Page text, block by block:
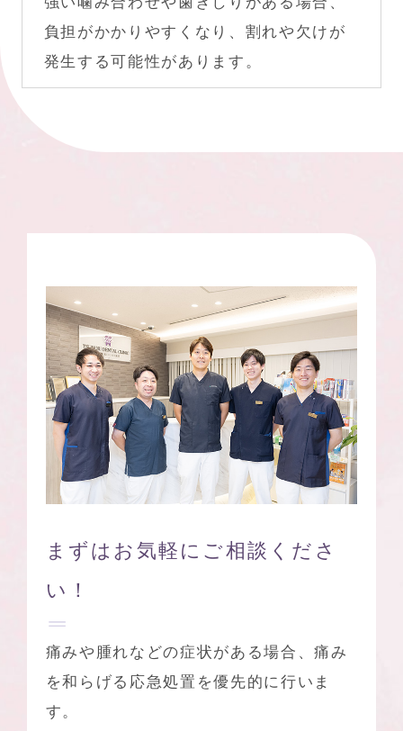
負担がかかりやすくなり、割れや欠けが
発生する可能性があります。
まずはお気軽に ご相談くださ
い！
痛みや腫れなどの症状がある場合、痛み
を和らげる応急処置を優先的に行いま
す。